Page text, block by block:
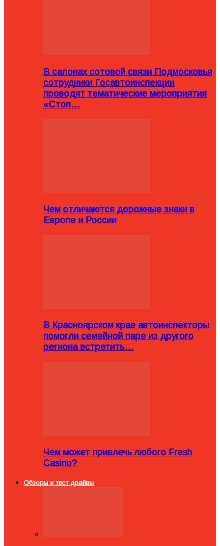
В салонах сотовой связи Подмосковья
сотрудники Госавтоинспекции
проводят тематические мероприятия
«Стоп…
Чем отличаются дорожные знаки в
Европе и России
В Красноярском крае автоинспекторы
помогли семейной паре из другого
региона встретить…
Чем может привлечь любого Fresh
Casino?
Обзоры и тест драйвы